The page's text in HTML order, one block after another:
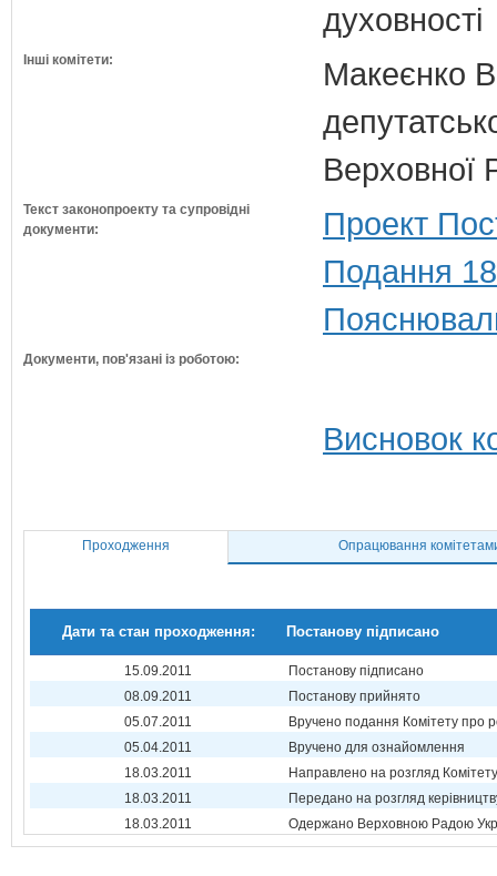
духовності
Інші комітети:
Макеєнко
Верховної
Текст законопроекту та супровідні
документи:
Проект
Подання
Документи, пов'язані із роботою:
Висновок
Проходження Опрацювання
Дати та стан проходження: Постанову підписано
15.09.2011
Постанову підписано
08.09.2011
Постанову прийнято
05.07.2011
Вручено подання Комітету про
05.04.2011
Вручено для ознайомлення
18.03.2011
Направлено на розгляд Комітету
18.03.2011
Передано на розгляд
18.03.2011
Одержано Верховною Радою